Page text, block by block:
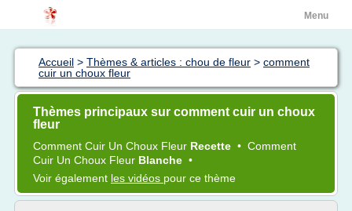
Menu
Accueil > Thèmes & articles : chou de fleur > comment
cuir un choux fleur
Thèmes principaux sur comment cuir un choux
fleur
Comment Cuir Un Choux Fleur Recette • Comment
Cuir Un Choux Fleur Blanche •
Voir également les vidéos pour ce thème